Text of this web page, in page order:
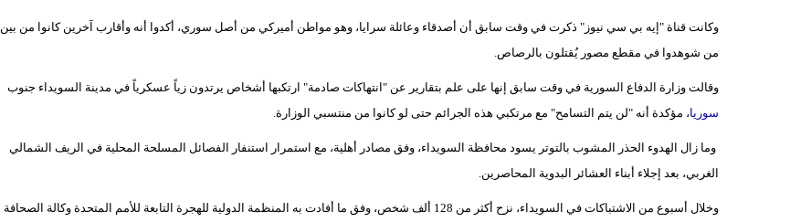
وكانت قناة "إيه بي سي نيوز" ذكرت في وقت سابق أن أصدقاء وعائلة سرايا، وهو مواطن أميركي من أصل سوري، أكدوا أنه وأقارب آخرين كانوا من بين
من شوهدوا في مقطع مصور يُقتلون بالرصاص.
وقالت وزارة الدفاع السورية في وقت سابق إنها على علم بتقارير عن "انتهاكات صادمة" ارتكبها أشخاص يرتدون زياً عسكرياً في مدينة السويداء جنوب
سوريا، مؤكدة أنه "لن يتم التسامح" مع مرتكبي هذه الجرائم حتى لو كانوا من منتسبي الوزارة.
وما زال الهدوء الحذر المشوب بالتوتر يسود محافظة السويداء، وفق مصادر أهلية، مع استمرار استنفار الفصائل المسلحة المحلية في الريف الشمالي
الغربي، بعد إجلاء أبناء العشائر البدوية المحاصرين.
وخلال أسبوع من الاشتباكات في السويداء، نزح أكثر من 128 ألف شخص، وفق ما أفادت به المنظمة الدولية للهجرة التابعة للأمم المتحدة وكالة الصحافة